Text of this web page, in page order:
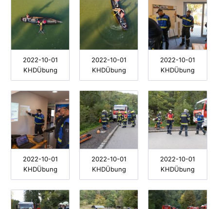
2022-10-01
KHDÜbung
2022-10-01
KHDÜbung
2022-10-01
KHDÜbung
2022-10-01
KHDÜbung
2022-10-01
KHDÜbung
2022-10-01
KHDÜbung